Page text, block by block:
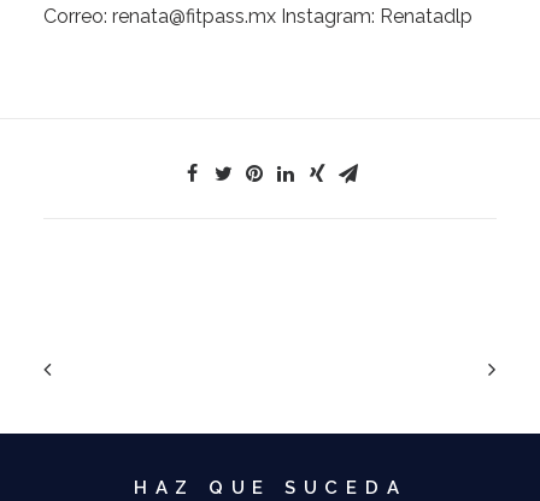
Correo: renata@fitpass.mx Instagram: Renatadlp
HAZ QUE SUCEDA